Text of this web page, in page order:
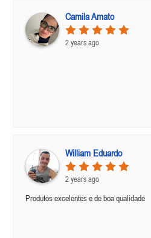
Camila Amato
2 years ago
William Eduardo
2 years ago
Produtos excelentes e de boa qualidade